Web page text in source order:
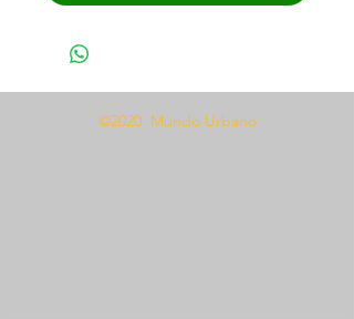
©2020 Mundo Urbano